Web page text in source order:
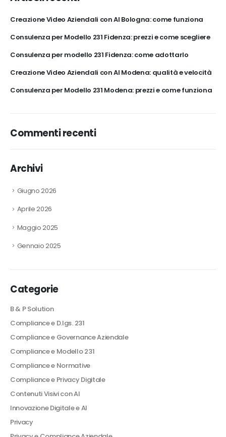
Creazione Video Aziendali con AI Bologna: come funziona
Consulenza per Modello 231 Fidenza: prezzi e come scegliere
Consulenza per modello 231 Fidenza: come adottarlo
Creazione Video Aziendali con AI Modena: qualità e velocità
Consulenza per Modello 231 Modena: prezzi e come funziona
Commenti recenti
Archivi
Giugno 2026
Aprile 2026
Maggio 2025
Gennaio 2025
Categorie
B & P Solution
Compliance e D.lgs. 231
Compliance e Governance Aziendale
Compliance e Modello 231
Compliance e Normative
Compliance e Privacy Digitale
Contenuti Visivi con AI
Innovazione Digitale e AI
Privacy